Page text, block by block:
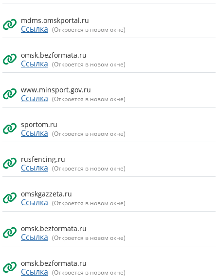
mdms.omskportal.ru
Ссылка (Откроется в новом окне)
omsk.bezformata.ru
Ссылка (Откроется в новом окне)
www.minsport.gov.ru
Ссылка (Откроется в новом окне)
sportom.ru
Ссылка (Откроется в новом окне)
rusfencing.ru
Ссылка (Откроется в новом окне)
omskgazzeta.ru
Ссылка (Откроется в новом окне)
omsk.bezformata.ru
Ссылка (Откроется в новом окне)
omsk.bezformata.ru
Ссылка (Откроется в новом окне)